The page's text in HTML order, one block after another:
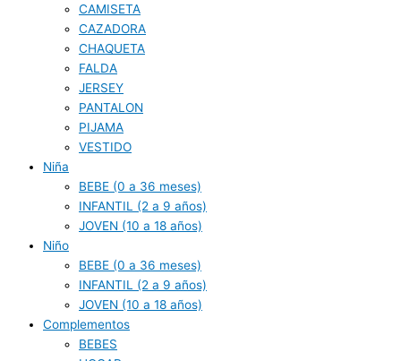
CAMISETA
CAZADORA
CHAQUETA
FALDA
JERSEY
PANTALON
PIJAMA
VESTIDO
Niña
BEBE (0 a 36 meses)
INFANTIL (2 a 9 años)
JOVEN (10 a 18 años)
Niño
BEBE (0 a 36 meses)
INFANTIL (2 a 9 años)
JOVEN (10 a 18 años)
Complementos
BEBES